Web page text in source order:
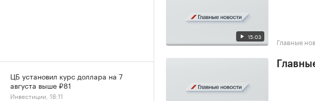
15:03 Главные
ЦБ установил курс доллара на 7
августа выше ₽81
Инвестиции, 18:11